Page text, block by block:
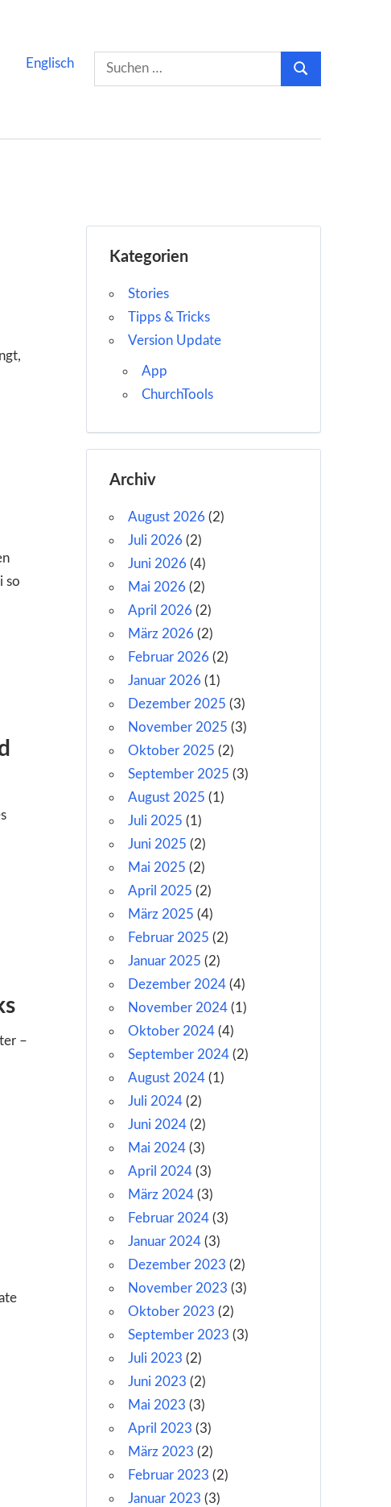
Suchen
nach:
Suchen
Englisch
so
–
Kategorien
Stories
Tipps & Tricks
Version Update
App
ChurchTools
Archiv
August 2026 (2)
Juli 2026 (2)
Juni 2026 (4)
Mai 2026 (2)
April 2026 (2)
März 2026 (2)
Februar 2026 (2)
Januar 2026 (1)
Dezember 2025 (3)
November 2025 (3)
Oktober 2025 (2)
September 2025 (3)
August 2025 (1)
Juli 2025 (1)
Juni 2025 (2)
Mai 2025 (2)
April 2025 (2)
März 2025 (4)
Februar 2025 (2)
Januar 2025 (2)
Dezember 2024(4)
November 2024(1)
Oktober 2024(4)
September 2024(2)
August 2024(1)
Juli 2024(2)
Juni 2024(2)
Mai 2024(3)
April 2024(3)
März 2024(3)
Februar 2024(3)
Januar 2024(3)
Dezember 2023 (2)
November 2023 (3)
Oktober 2023 (2)
September 2023 (3)
Juli 2023 (2)
Juni 2023 (2)
Mai 2023 (3)
April 2023 (3)
März 2023 (2)
Februar 2023 (2)
Januar 2023 (3)